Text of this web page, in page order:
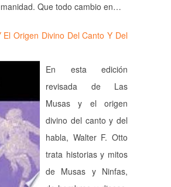
Que todo cambio en…
El Origen Divino Del Canto Y Del
En esta edición
revisada de Las
Musas y el origen
divino del canto y del
habla, Walter F. Otto
trata historias y mitos
de Musas y Ninfas,